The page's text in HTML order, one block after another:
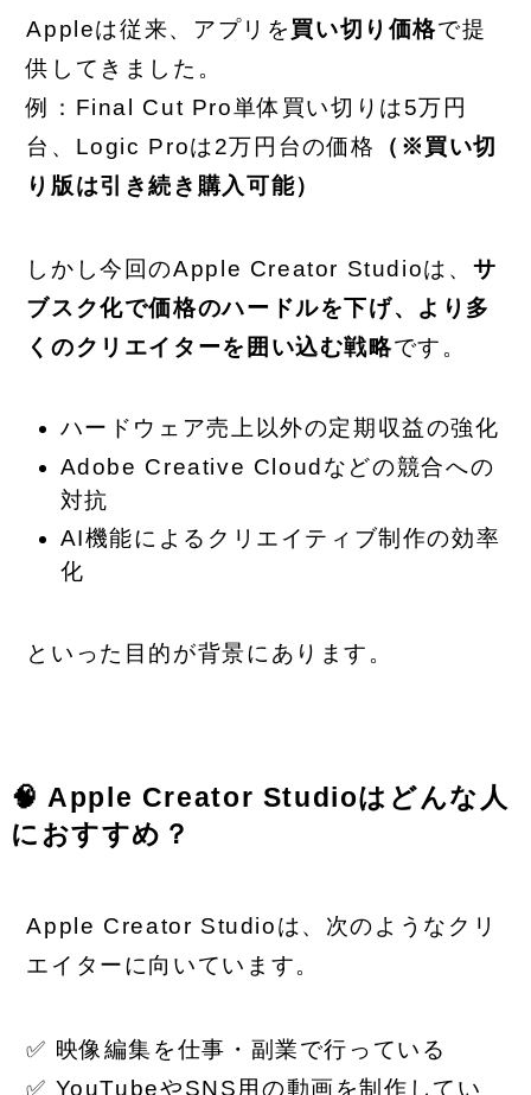
Appleは従来、アプリを 買い切り価格で提
供してきました。
例：Final Cut Pro単体買い切りは5万円
台、Logic Proは2万円台の価格
（※買い切
り版は引き続き購入可能）
しかし今回のApple Creator Studioは、 サ
ブスク化で価格のハードルを下げ、より多
くのクリエイターを囲い込む戦略です。
ハードウェア売上以外の定期収益の強化
Adobe Creative Cloudなどの競合への
対抗
AI機能によるクリエイティブ制作の効率
化
といった目的が背景にあります。
🧠 Apple Creator Studioはどんな人
におすすめ？
Apple Creator Studioは、次のようなクリ
エイターに向いています。
✅ 映像編集を仕事・副業で行っている
✅ YouTubeやSNS用の動画を制作してい